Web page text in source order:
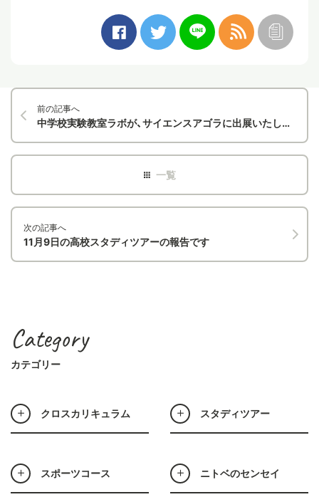
前の記事へ
中学校実験教室ラボが、サイエンスアゴラに出展いたしました
次の記事へ
11月9日の高校スタディツアーの報告です
Category
カテゴリー
クロスカリキュラム スタディツアー
スポーツコース ニトベのセンセイ